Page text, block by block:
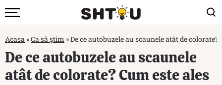
Acasa »Ca să știm »De ce autobuzele au scaunele atât de
De ce autobuzele au scaunele
atât de colorate? Cum este ales